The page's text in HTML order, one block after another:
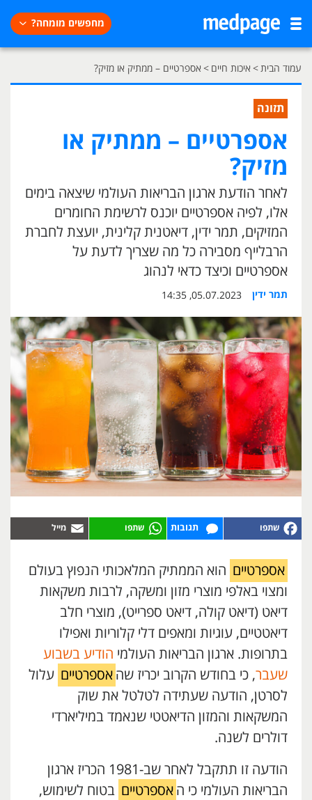
מחפשים מומחה?
עמוד הבית> איכות חיים > אספרטיים – ממתיק או מזיק?
תזונה
אספרטיים – ממתיק או
מזיק?
לאחר הודעת ארגון הבריאות העולמי שיצאה בימים
אלו, לפיה אספרטיים יוכנס לרשימת החומרים
המזיקים, תמר ידין, דיאטנית קלינית, יועצת לחברת
הרבלייף מסבירה כל מה שצריך לדעת על
אספרטיים וכיצד כדאי לנהוג
תמר ידין 05.07.2023, 14:35
תגובות
אספרטיים הוא הממתיק המלאכותי הנפוץ בעולם
ומצוי באלפי מוצרי מזון ומשקה, לרבות משקאות
דיאט (דיאט קולה, דיאט ספרייט), מוצרי חלב
דיאטטיים, עוגיות ומאפים דלי קלוריות ואפילו
בתרופות. ארגון הבריאות העולמי הודיע בשבוע
שעבר, כי בחודש הקרוב יכריז שה אספרטיים עלול
לסרטן, הודעה שעתידה לטלטל את שוק
המשקאות והמזון הדיאטטי שנאמד במיליארדי
דולרים לשנה.
הודעה זו תתקבל לאחר שב-1981 הכריז ארגון
הבריאות העולמי כי ה אספרטיים בטוח לשימוש,